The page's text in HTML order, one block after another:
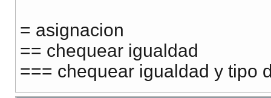
= asignacion
== chequear igualdad
=== chequear igualdad y tipo